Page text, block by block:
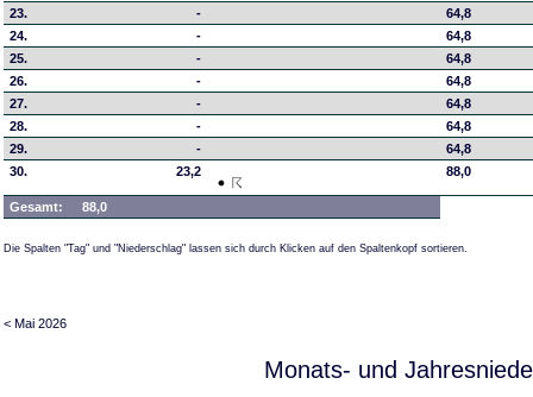
23.
-
64,8
24.
-
64,8
25.
-
64,8
26.
-
64,8
27.
-
64,8
28.
-
64,8
29.
-
64,8
30.
23,2 88,0
Gesamt: 88,0
Die Spalten "Tag" und "Niederschlag" lassen sich durch Klicken auf den Spaltenkopf sortieren.
< Mai 2026
Monats- und